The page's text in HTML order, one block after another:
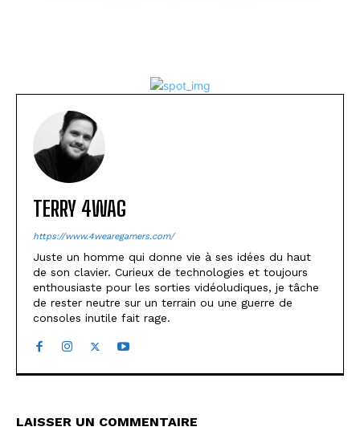
TERRY 4WAG
https://www.4wearegamers.com/
Juste un homme qui donne vie à ses idées du haut
de son clavier. Curieux de technologies et toujours
enthousiaste pour les sorties vidéoludiques, je tâche
de rester neutre sur un terrain ou une guerre de
consoles inutile fait rage.
LAISSER UN COMMENTAIRE